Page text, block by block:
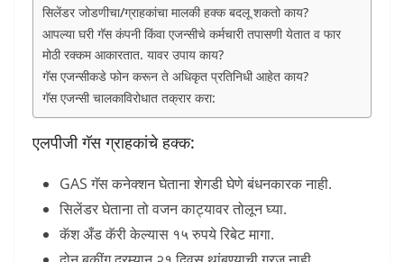
सिलेंडर जोडणीचा/ग्राहकांचा मालकी हक्क बदलू शकतो काय?
आपल्या घरी गॅस कंपनी किंवा एजन्सीचे कर्मचारी तपासणी येतात व फार
मोठी रक्कम आकारतात. यावर उपाय काय?
गॅस एजन्सीकडे फोन करून ते अधिकृत प्रतिनिधी आहेत काय?
गॅस एजन्सी चालकाविरोधात तक्रार करा:
एलपीजी गॅस ग्राहकांचे हक्क:
GAS गॅस कनेक्शन घेताना शेगडी घेणे बंधनकारक नाही.
सिलेंडर घेताना तो वजन काट्यावर तोलून घ्या.
कॅश अँड कॅरी केल्यास १५ रुपये रिबेट मागा.